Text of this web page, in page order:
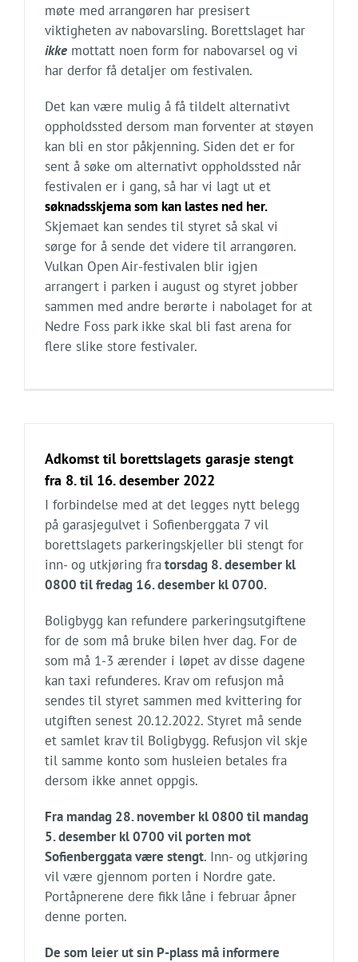
møte med arrangøren har presisert
viktigheten av nabovarsling. Borettslaget har
ikkemottatt noen form for nabovarsel og vi
har derfor få detaljer om festivalen.
Det kan være mulig å få tildelt alternativt
oppholdssted dersom man forventer at støyen
kan bli en stor påkjenning. Siden det er for
sent å søke om alternativt oppholdssted når
festivalen er i gang, så har vi lagtut et
søknadsskjema som kan lastes ned her.
Skjemaet kan sendes til styret så skal vi
sørge for å sende det videre til arrangøren.
Vulkan Open Air-festivalen blir igjen
arrangert i parken i august og styret jobber
sammen med andre berørte i nabolaget for at
Nedre Foss park ikke skal bli fast arena for
flere slike store festivaler.
Adkomst til borettslagets garasje stengt
fra 8. til 16. desember 2022
I forbindelse med at det legges nytt belegg
på garasjegulvet i Sofienberggata 7 vil
borettslagets parkeringskjeller bli stengt for
inn- og utkjøring fratorsdag 8. desember kl
0800 til fredag 16. desember kl 0700.
Boligbygg kan refundere parkeringsutgiftene
for de som må bruke bilen hver dag. For de
som må 1-3 ærender i løpet av disse dagene
kan taxi refunderes. Krav om refusjon må
sendes til styret sammen med kvittering for
utgiften senest 20.12.2022. Styret må sende
et samlet krav til Boligbygg. Refusjon vil skje
til samme konto som husleien betales fra
dersom ikke annet oppgis.
Fra mandag 28. november kl 0800 til mandag
5. desember kl 0700 vil porten mot
Sofienberggata være stengt. Inn- og utkjøring
vil være gjennom porten i Nordre gate.
Portåpnerene dere fikk låne i februar åpner
denne porten.
De som leier ut sin P-plass må informere